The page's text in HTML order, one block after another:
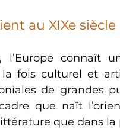
au XIXe siècle
l’Europe connaît
fois culturel et
de grandes
que naît
que dans la